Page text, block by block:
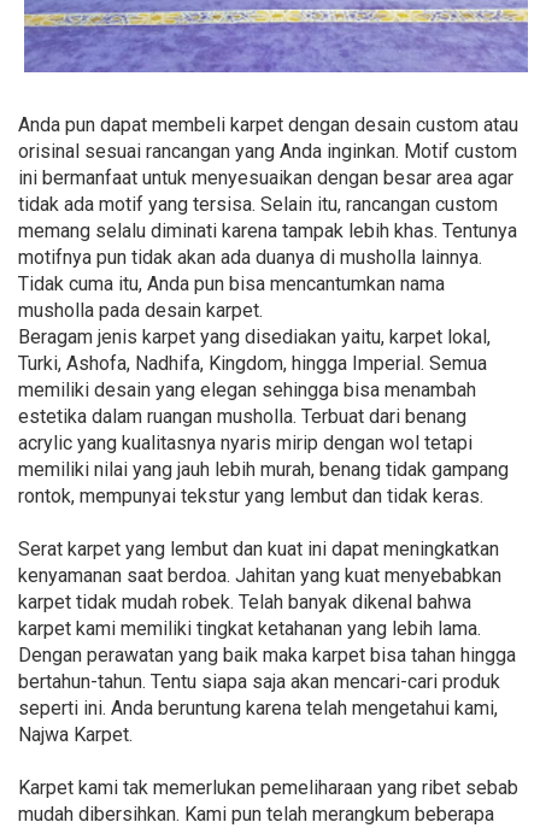
Anda pun dapat membeli karpet dengan desain custom atau
orisinal sesuai rancangan yang Anda inginkan. Motif custom
ini bermanfaat untuk menyesuaikan dengan besar area agar
tidak ada motif yang tersisa. Selain itu, rancangan custom
memang selalu diminati karena tampak lebih khas. Tentunya
motifnya pun tidak akan ada duanya di musholla lainnya.
Tidak cuma itu, Anda pun bisa mencantumkan nama
musholla pada desain karpet.
Beragam jenis karpet yang disediakan yaitu, karpet lokal,
Turki, Ashofa, Nadhifa, Kingdom, hingga Imperial. Semua
memiliki desain yang elegan sehingga bisa menambah
estetika dalam ruangan musholla. Terbuat dari benang
acrylic yang kualitasnya nyaris mirip dengan wol tetapi
memiliki nilai yang jauh lebih murah, benang tidak gampang
rontok, mempunyai tekstur yang lembut dan tidak keras.
Serat karpet yang lembut dan kuat ini dapat meningkatkan
kenyamanan saat berdoa. Jahitan yang kuat menyebabkan
karpet tidak mudah robek. Telah banyak dikenal bahwa
karpet kami memiliki tingkat ketahanan yang lebih lama.
Dengan perawatan yang baik maka karpet bisa tahan hingga
bertahun-tahun. Tentu siapa saja akan mencari-cari produk
seperti ini. Anda beruntung karena telah mengetahui kami,
Najwa Karpet.
Karpet kami tak memerlukan pemeliharaan yang ribet sebab
mudah dibersihkan. Kami pun telah merangkum beberapa